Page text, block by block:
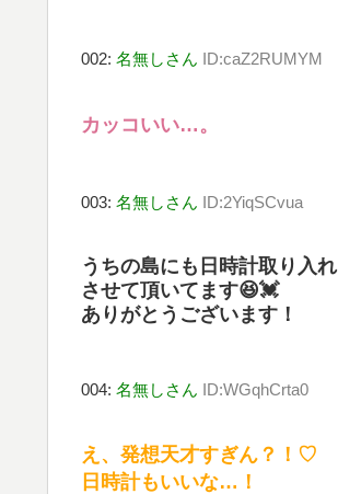
002: 名無しさん ID:caZ2RUMYM
カッコいい…。
003: 名無しさん ID:2YiqSCvua
うちの島にも日時計取り入れ
させて頂いてます😆💓
ありがとうございます！
004: 名無しさん ID:WGqhCrta0
え、発想天才すぎん？！♡
日時計もいいな…！